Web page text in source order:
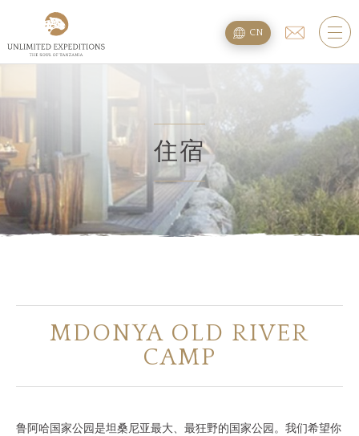
SAFARI旅游配套
海滩度假附加项
规划
疑问
关于我们
住宿
MDONYA OLD RIVER
CAMP
鲁阿哈国家公园是坦桑尼亚最大、最狂野的国家公园。我们希望你
CN